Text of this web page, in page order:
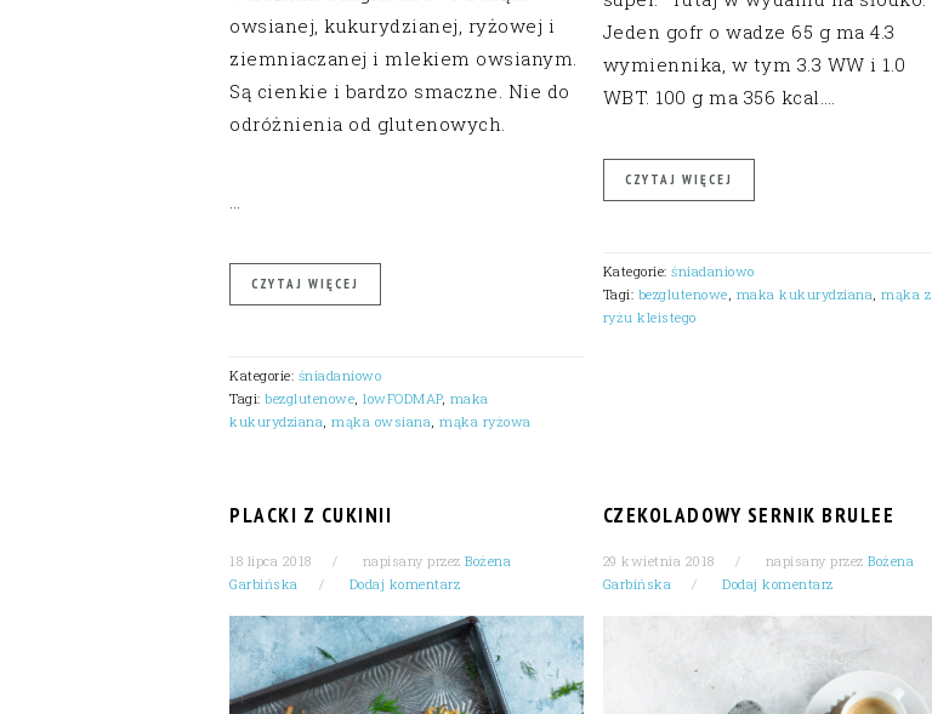
owsianej, kukurydzianej, ryżowej i
ziemniaczanej i mlekiem owsianym.
Są cienkie i bardzo smaczne. Nie do
odróżnienia od glutenowych.
…
CZYTAJ WIĘCEJ
Kategorie: śniadaniowo
Tagi: bezglutenowe, lowFODMAP, maka
kukurydziana, mąka owsiana, mąka ryżowa
Jeden gofr o wadze 65 g ma 4.3
wymiennika, w tym 3.3 WW i 1.0
WBT. 100 g ma 356 kcal….
CZYTAJ WIĘCEJ
Kategorie:śniadaniowo
Tagi: bezglutenowe, maka kukurydziana,mąka z
ryżu kleistego
PLACKI Z CUKINII
18 lipca 2018 napisany przez Bożena
Garbińska
Dodaj komentarz
CZEKOLADOWY SERNIK BRULEE
29 kwietnia 2018 napisany przezBożena
Garbińska
Dodaj komentarz